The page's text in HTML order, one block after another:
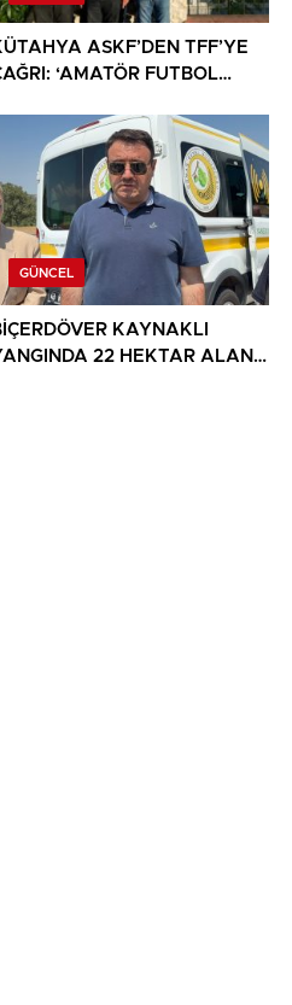
ASKF’DEN TFF’YE
‘AMATÖR FUTBOL
GÜNCEL
KAYNAKLI
22 HEKTAR ALAN